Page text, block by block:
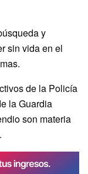
y
sin vida en el
de la Policía
la Guardia
son materia